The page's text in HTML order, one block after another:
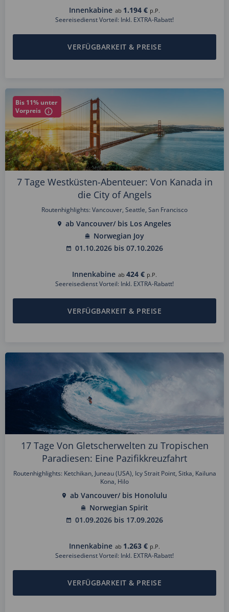
Innenkabine ab 1.194 € p.P.
Seereisedienst Vorteil: Inkl. EXTRA-Rabatt!
VERFÜGBARKEIT & PREISE
Bis 11% unter
Vorpreis
7 Tage Westküsten-Abenteuer: Von Kanada in
die City of Angels
Routenhighlights: Vancouver, Seattle, San Francisco
ab Vancouver/ bis Los Angeles
Norwegian Joy
01.10.2026 bis 07.10.2026
Innenkabine ab 424 € p.P.
Seereisedienst Vorteil: Inkl. EXTRA-Rabatt!
VERFÜGBARKEIT & PREISE
17 Tage Von Gletscherwelten zu Tropischen
Paradiesen: Eine Pazifikkreuzfahrt
Routenhighlights: Ketchikan, Juneau (USA), Icy Strait Point, Sitka, Kailuna
Kona, Hilo
ab Vancouver/ bis Honolulu
Norwegian Spirit
01.09.2026 bis 17.09.2026
Innenkabine ab 1.263 € p.P.
Seereisedienst Vorteil: Inkl. EXTRA-Rabatt!
VERFÜGBARKEIT & PREISE